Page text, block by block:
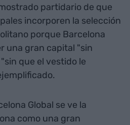
partidario de que
incorporen la selección
porque Barcelona
una gran capital "sin
que el vestido le
Global se ve la
como una gran